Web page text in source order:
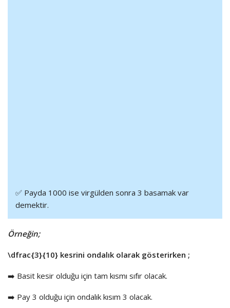
✅ Payda 1000 ise virgülden sonra 3 basamak var
demektir.
Örneğin;
\dfrac{3}{10} kesrini ondalık olarak gösterirken ;
➡️ Basit kesir olduğu için tam kısmı sıfır olacak.
➡️ Pay 3 olduğu için ondalık kısım 3 olacak.